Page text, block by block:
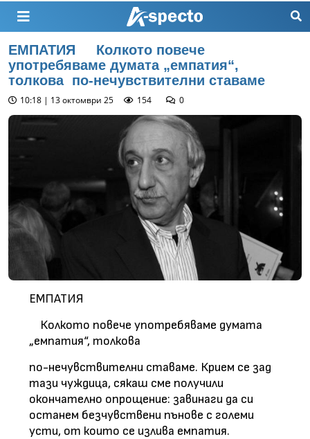
ЕМПАТИЯ Колкото повече
употребяваме думата „емпатия“,
толкова по-нечувствителни ставаме
10:18 | 13 октомври 25 154 0
ЕМПАТИЯ
Колкото повече употребяваме думата
„емпатия“, толкова
по-нечувствителни ставаме. Крием се зад
тази чуждица, сякаш сме получили
окончателно опрощение: завинаги да си
останем безчувствени пънове с големи
усти, от които се излива емпатия.